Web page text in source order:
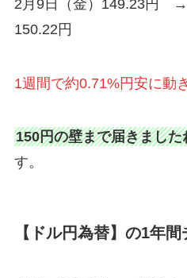
2月9日（金）149.23円
150.22円
1週間で約0.71%円安に動
150円の壁まで届きました
す。
【ドル円為替】の1年間